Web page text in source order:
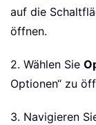
auf die
öffnen.
2. Wählen Sie
Optionen“ zu
3. Navigieren